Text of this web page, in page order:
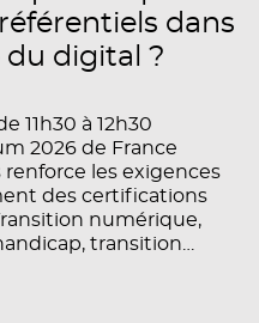
dans
du digital ?
11h30 à 12h30
2026 de France
les exigences
des certifications
numérique,
transition
impacts concrets pour